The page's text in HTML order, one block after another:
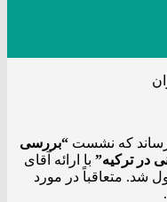
که نشست “بررسی
در ترکیه” با ارائه آقای
شد. متعاقباً در مورد